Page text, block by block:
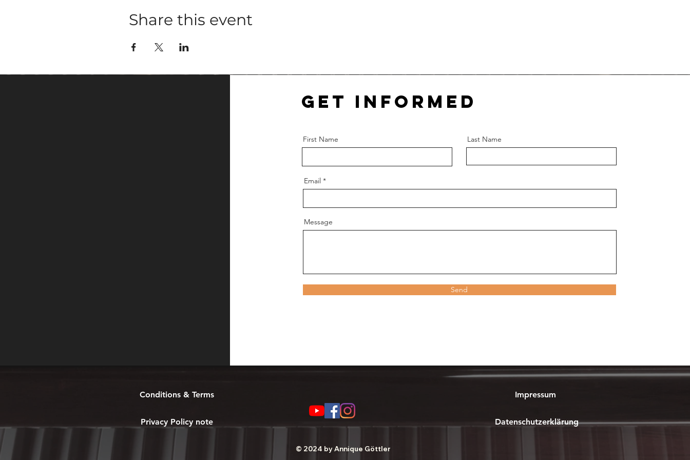
Share this event
Get informed
First Name Last Name
Email
Message
Send
Conditions & Terms
Privacy Policy note
Impressum
Datenschutzerklärung
© 2024 by Annique Göttler